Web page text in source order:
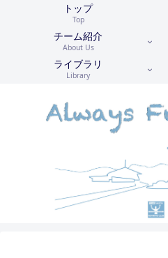
トップ
Top
チーム紹介
About Us
ライブラリ
Library